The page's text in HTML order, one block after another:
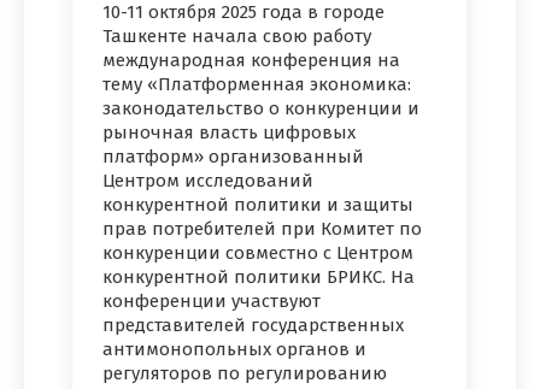
10-11 октября 2025 года в городе
Ташкенте начала свою работу
международная конференция на
тему «Платформенная экономика:
законодательство о конкуренции и
рыночная власть цифровых
платформ» организованный
Центром исследований
конкурентной политики и защиты
прав потребителей при Комитет по
конкуренции совместно с Центром
конкурентной политики БРИКС. На
конференции участвуют
представителей государственных
антимонопольных органов и
регуляторов по регулированию